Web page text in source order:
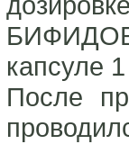
капсуле
После